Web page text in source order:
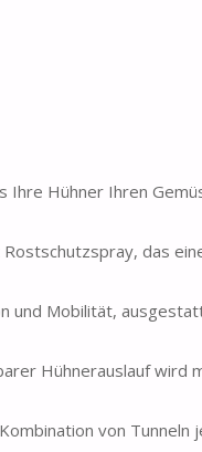
Ihre Hühner Ihren
das
und Mobilität,
Hühnerauslauf wird
von Tunneln